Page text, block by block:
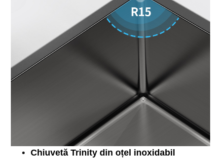
Chiuvetă Trinity din oțel inoxidabil